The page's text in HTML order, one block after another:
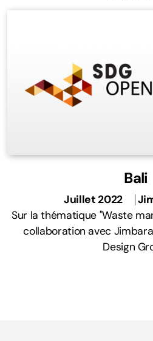
Bali
Juillet 2022⎹
Sur la thématique "Waste
collaboration avec
Design